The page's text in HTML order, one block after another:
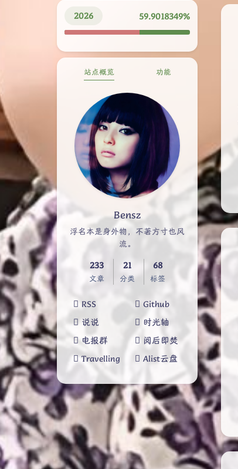
2026 59.9018508%
站点概览 功能
Bensz
浮名本是身外物，不著方寸也风
流。
233
文章
21
分类
68
标签
RSS
Github
说说
时光轴
电报群
阅后即焚
Travelling
Alist云盘